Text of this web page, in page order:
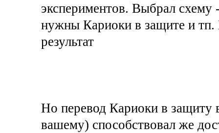
экспериментов. Выбрал схему
нужны Кариоки в защите и тп.
результат
Но перевод Кариоки в защиту
вашему) способствовал же